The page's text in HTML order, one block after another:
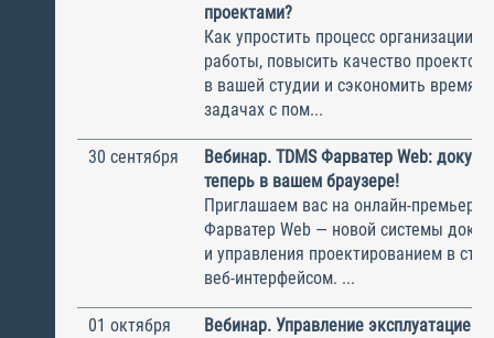
проектами?
Как упростить процесс организации
работы, повысить качество проектов
в вашей студии и сэкономить время
задачах с пом...
30 сентября
Вебинар. TDMS Фарватер Web:
теперь в вашем браузере!
Приглашаем вас на онлайн-премьеру
Фарватер Web — новой системы
и управления проектированием в
веб-интерфейсом. ...
01 октября
Вебинар. Управление эксплуатацией: